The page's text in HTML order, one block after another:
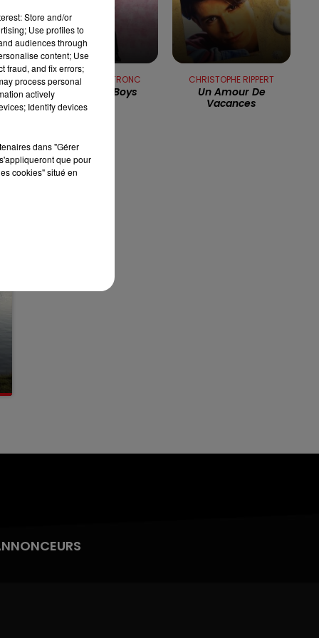
DEBOUT C'EST L'HEURE
JACQUES DUTRONC
Les Plays-Boys
CHRISTOPHE RIPPERT
Un Amour De
Vacances
Store and/or
Use profiles to
audiences through
content; Use
fraud, and fix errors;
process personal
actively
Identify devices
dans "Gérer
que pour
cookies" situé en